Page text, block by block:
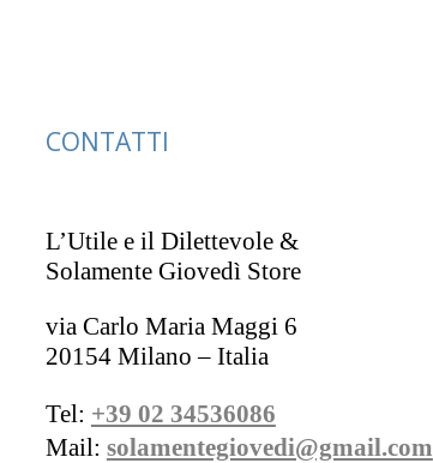
CONTATTI
L’Utile e il Dilettevole &
Solamente Giovedì Store
via Carlo Maria Maggi 6
20154 Milano – Italia
Tel: +39 02 34536086
Mail: solamentegiovedi@gmail.com